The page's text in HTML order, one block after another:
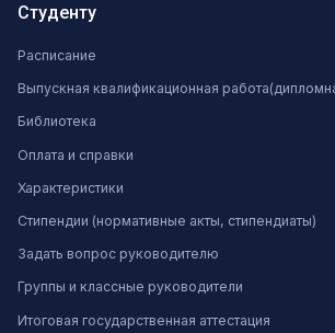
Студенту
Расписание
Выпускная квалификационная
Библиотека
Оплата и справки
Характеристики
Стипендии (нормативные акты, стипендиаты)
Задать вопрос руководителю
Группы и классные руководители
Итоговая государственная аттестация